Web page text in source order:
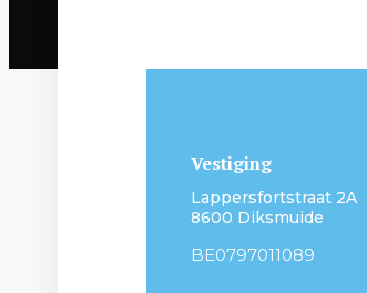
Vestiging
Lappersfortstraat 2A
8600 Diksmuide
BE0797011089